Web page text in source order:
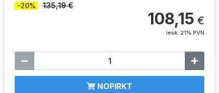
-20% 135,19 €
108,15 €
iesk. 21% PVN
NOPIRKT